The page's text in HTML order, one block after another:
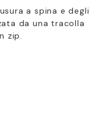
a spina e degli
da una tracolla
zip.